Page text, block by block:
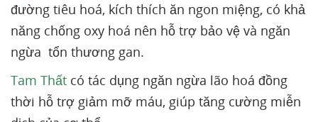
đường tiêu hoá, kích thích ăn ngon miệng, có khả
năng chống oxy hoá nên hỗ trợ bảo vệ và ngăn
ngừa tổn thương gan.
Tam Thất có tác dụng ngăn ngừa lão hoá đồng
thời hỗ trợ giảm mỡ máu, giúp tăng cường miễn